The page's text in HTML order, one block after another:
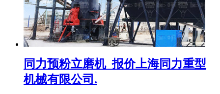
同力预粉立磨机_报价上海同力重型
机械有限公司.